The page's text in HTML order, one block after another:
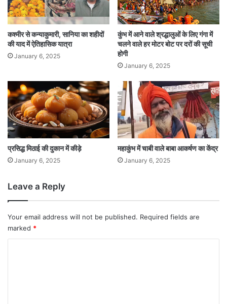
कश्मीर से कन्याकुमारी, सानिया का शहीदों
की याद में ऐतिहासिक यात्रा
January 6, 2025
कुंभ में आने वाले श्रद्धालुओं के लिए गंगा में
चलने वाले हर मोटर बोट पर दरों की सूची
होगी
January 6, 2025
प्रसिद्ध मिठाई की दुकान में कीड़े
January 6, 2025
महाकुंभ में चाबी वाले बाबा आकर्षण का केंद्र
January 6, 2025
Leave a Reply
Your email address will not be published. Required fields are
marked *